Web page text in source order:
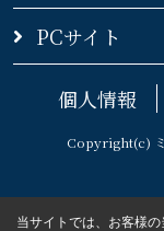
PCサイト
個人情報
Copyright(c)
当サイトでは、お客様